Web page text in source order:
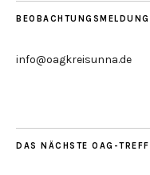
info@oagkreisunna.de
DAS NÄCHSTE OAG-